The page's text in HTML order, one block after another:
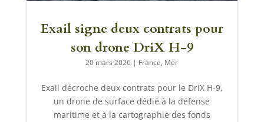
Exail signe deux contrats pour
son drone DriX H-9
20 mars 2026 | France, Mer
Exail décroche deux contrats pour le DriX H-9,
un drone de surface dédié à la défense
maritime et à la cartographie des fonds